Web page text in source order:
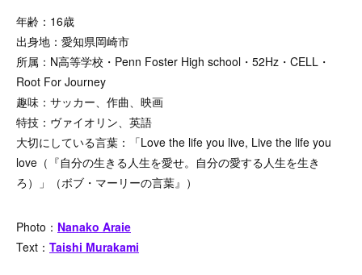
年齢：16歳
出身地： 愛知県岡崎市
所属： N高等学校・Penn Foster High school・52Hz・CELL・
Root For Journey
趣味：サッカー、作曲、映画
特技：ヴァイオリン、英語
大切にしている言葉：「Love the life you live, Live the life you
love（『自分の生きる人生を愛せ。自分の愛する人生を生き
ろ）
」（ボブ・マーリーの言葉』 ）
Photo： Nanako Araie
Text： Taishi Murakami